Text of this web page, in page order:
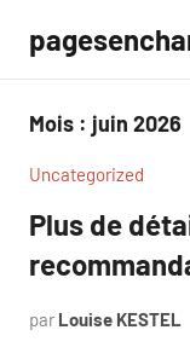
contenu
Mois : juin 2026
Uncategorized
Plus de
par Louise KESTEL